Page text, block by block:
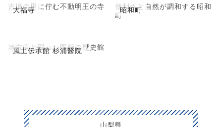
大福寺
古墳の里に佇む不動明王の寺 昭和町
便利さと自然が調和する昭和
町
風土伝承館 杉浦醫院
地方病と闘った医師の歴史館
山梨県